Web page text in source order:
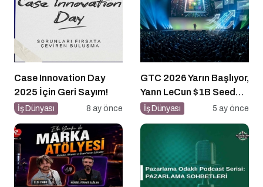
Case Innovation Day
2025 İçin Geri Sayım!
İş Dünyası 8 ay önce
GTC 2026 Yarın Başlıyor,
Yann LeCun $1B Seed
Aldı: AI Fonlama
İş Dünyası 5 ay önce